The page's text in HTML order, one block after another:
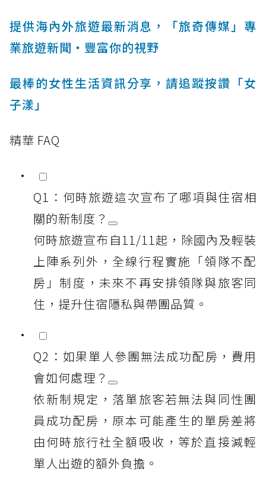
提供海內外旅遊最新消息，「旅奇傳媒」專
業旅遊新聞‧豐富你的視野
最棒的女性生活資訊分享，請追蹤按讚「女
子漾」
精華 FAQ
Q1：何時旅遊這次宣布了哪項與住宿相
關的新制度？
何時旅遊宣布自11/11起，除國內及輕裝
上陣系列外，全線行程實施「領隊不配
房」制度，未來不再安排領隊與旅客同
住，提升住宿隱私與帶團品質。
Q2：如果單人參團無法成功配房，費用
會如何處理？
依新制規定，落單旅客若無法與同性團
員成功配房，原本可能產生的單房差將
由何時旅行社全額吸收，等於直接減輕
單人出遊的額外負擔。